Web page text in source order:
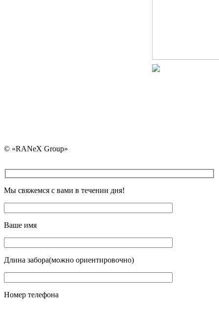
© «RANeX Group»
Мы свяжемся с вами в течении дня!
Ваше имя
Длина забора(можно ориентировочно)
Номер телефона